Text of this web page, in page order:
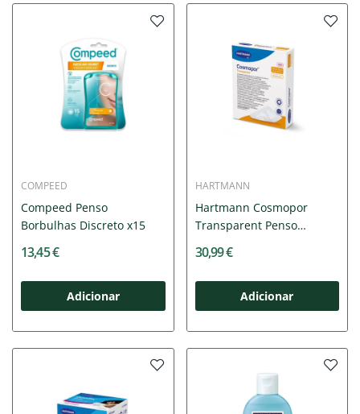
COMPEED
Compeed Penso
Borbulhas Discreto x15
13,45 €
Adicionar
HARTMANN
Hartmann Cosmopor
Transparent Penso
30,99 €
Adicionar